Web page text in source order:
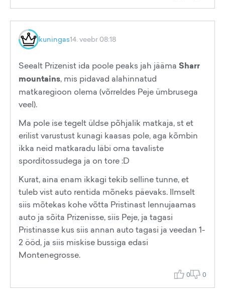
kuningas14. veebr 08:18
Seealt Prizenist ida poole peaks jah jääma Sharr
mountains, mis pidavad alahinnatud
matkaregioon olema (võrreldes Peje ümbrusega
veel).
Ma pole ise tegelt üldse põhjalik matkaja, st et
erilist varustust kunagi kaasas pole, aga kõmbin
ikka neid matkaradu läbi oma tavaliste
sporditossudega ja on tore :D
Kurat, aina enam ikkagi tekib selline tunne, et
tuleb vist auto rentida mõneks päevaks. Ilmselt
siis mõtekas kohe võtta Pristinast lennujaamas
auto ja sõita Prizenisse, siis Peje, ja tagasi
Pristinasse kus siis annan auto tagasi ja veedan 1-
2 ööd, ja siis miskise bussiga edasi
Montenegrosse.
0 0